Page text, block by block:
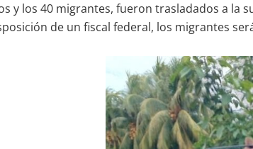
y los 40 migrantes, fueron trasladados a la
de un fiscal federal, los migrantes